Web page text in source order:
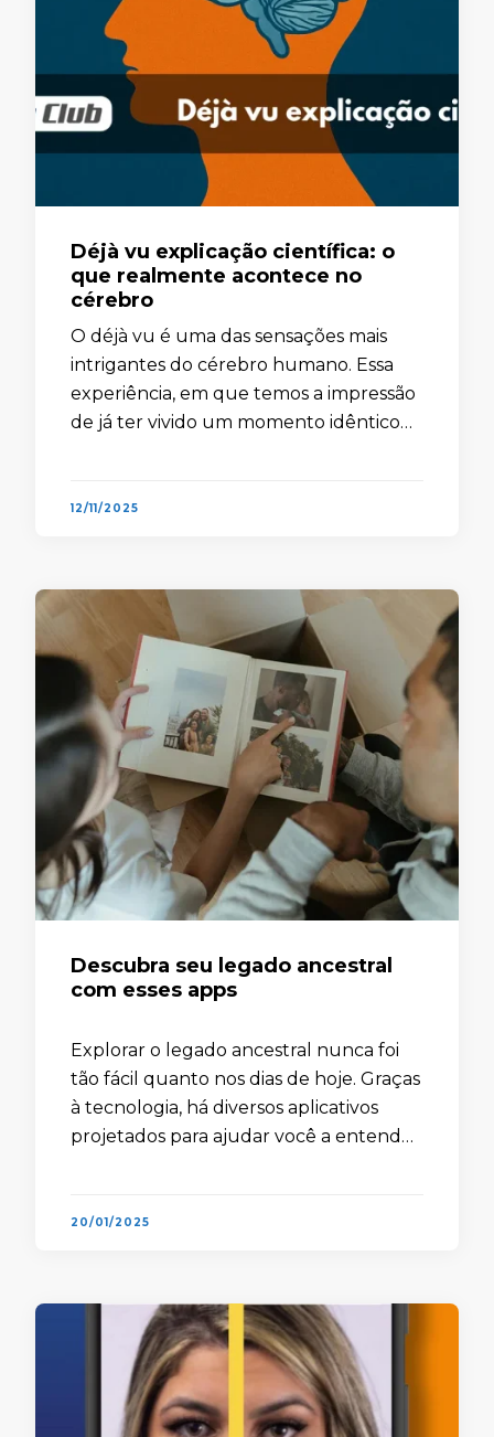
Déjà vu explicação científica: o
que realmente acontece no
cérebro
O déjà vu é uma das sensações mais
intrigantes do cérebro humano. Essa
experiência, em que temos a impressão
de já ter vivido um momento idêntico
12/11/2025
Descubra seu legado ancestral
com esses apps
Explorar o legado ancestral nunca foi
tão fácil quanto nos dias de hoje. Graças
à tecnologia, há diversos aplicativos
projetados para ajudar você a entender
parentes que …
20/01/2025